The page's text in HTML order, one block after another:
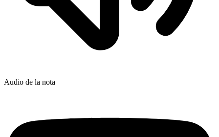
Audio de la nota